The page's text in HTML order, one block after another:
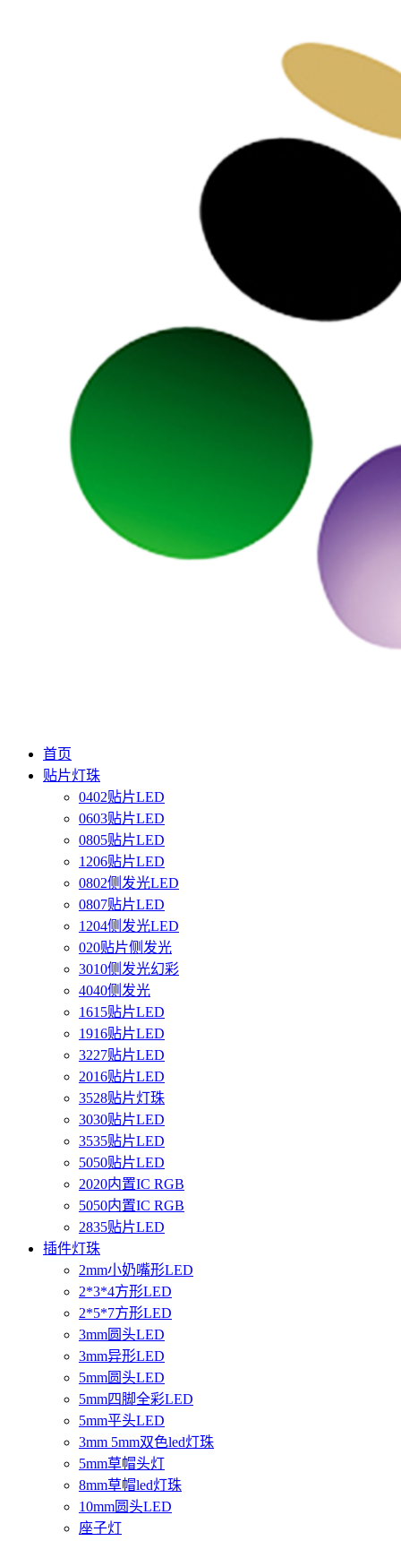
首页
贴片灯珠
0402贴片LED
0603贴片LED
0805贴片LED
1206贴片LED
0802侧发光LED
0807贴片LED
1204侧发光LED
020贴片侧发光
3010侧发光幻彩
4040侧发光
1615贴片LED
1916贴片LED
3227贴片LED
2016贴片LED
3528贴片灯珠
3030贴片LED
3535贴片LED
5050贴片LED
2020内置IC RGB
5050内置IC RGB
2835贴片LED
插件灯珠
2mm小奶嘴形LED
2*3*4方形LED
2*5*7方形LED
3mm圆头LED
3mm异形LED
5mm圆头LED
5mm四脚全彩LED
5mm平头LED
3mm 5mm双色led灯珠
5mm草帽头灯
8mm草帽led灯珠
10mm圆头LED
座子灯